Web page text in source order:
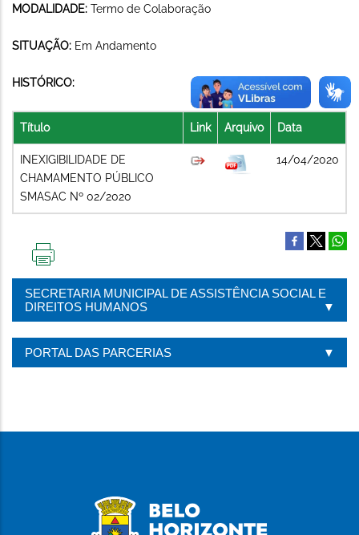
MODALIDADE: Termo de Colaboração
SITUAÇÃO: Em Andamento
HISTÓRICO:
Título Link Arquivo Data
INEXIGIBILIDADE DE
CHAMAMENTO PÚBLICO
SMASAC Nº 02/2020
14/04/2020
PÁGINA
SECRETARIA MUNICIPAL DE ASSISTÊNCIA SOCIAL E
DIREITOS HUMANOS
PORTAL DAS PARCERIAS